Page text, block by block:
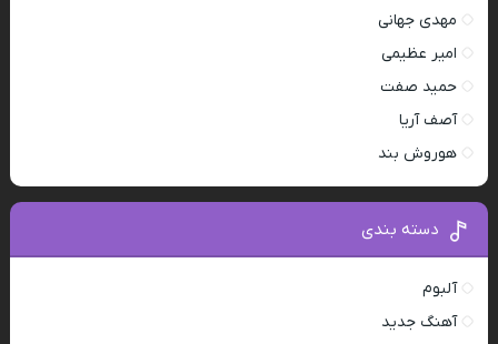
مهدی جهانی
امیر عظیمی
حمید صفت
آصف آریا
هوروش بند
دسته بندی
آلبوم
آهنگ جدید